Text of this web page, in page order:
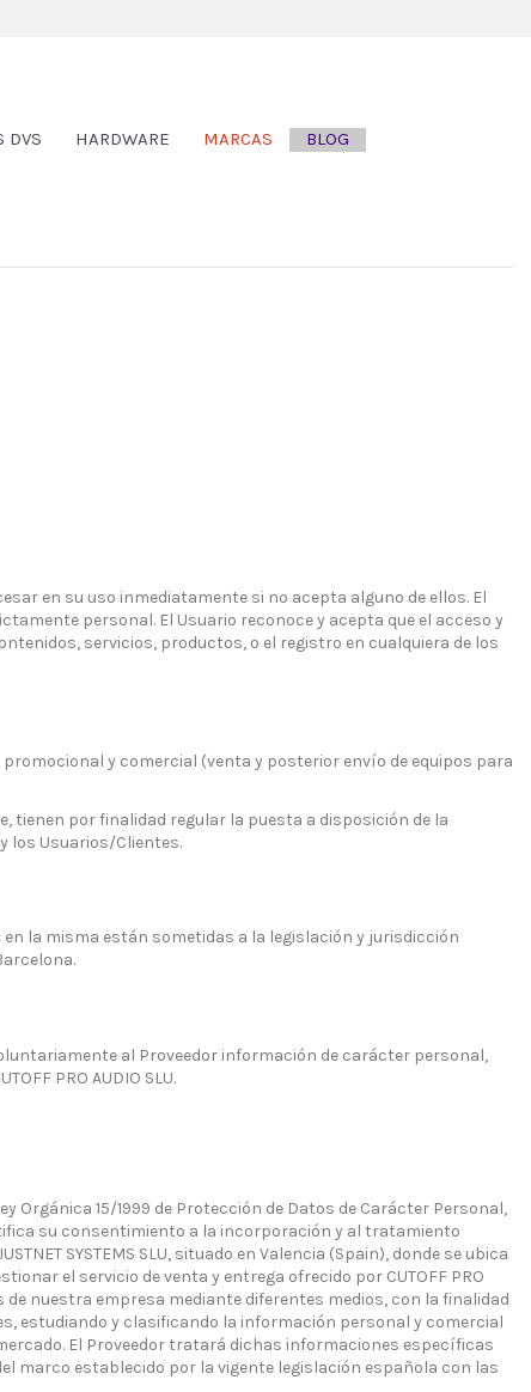
DVS HARDWARE MARCAS BLOG
en su uso inmediatamente si no acepta alguno de ellos. El
personal. El Usuario reconoce y acepta que el acceso y
servicios, productos, o el registro en cualquiera de los
promocional y comercial (venta y posterior envío de equipos para
tienen por finalidad regular la puesta a disposición de la
los Usuarios/Clientes.
la misma están sometidas a la legislación y jurisdicción
al Proveedor información de carácter personal,
PRO AUDIO SLU.
Orgánica 15/1999 de Protección de Datos de Carácter Personal,
su consentimiento a la incorporación y al tratamiento
SYSTEMS SLU, situado en Valencia (Spain), donde se ubica
el servicio de venta y entrega ofrecido por CUTOFF PRO
nuestra empresa mediante diferentes medios, con la finalidad
estudiando y clasificando la información personal y comercial
El Proveedor tratará dichas informaciones específicas
marco establecido por la vigente legislación española con las